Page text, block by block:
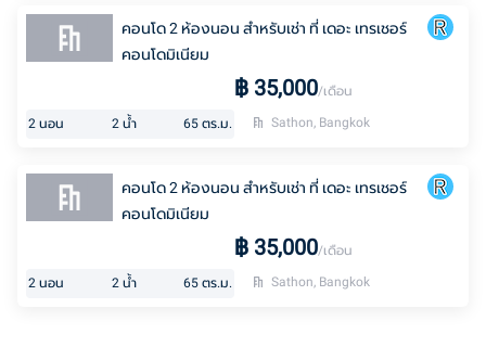
คอนโด 2 ห้องนอน สำหรับเช่า ที่ เดอะ เทรเชอร์
คอนโดมิเนียม
฿ 35,000/เดือน
2 นอน 2 น้ำ 65 ตร.ม. Sathon, Bangkok
คอนโด 2 ห้องนอน สำหรับเช่า ที่ เดอะ เทรเชอร์
คอนโดมิเนียม
฿ 35,000/เดือน
2 นอน 2 น้ำ 65 ตร.ม. Sathon, Bangkok